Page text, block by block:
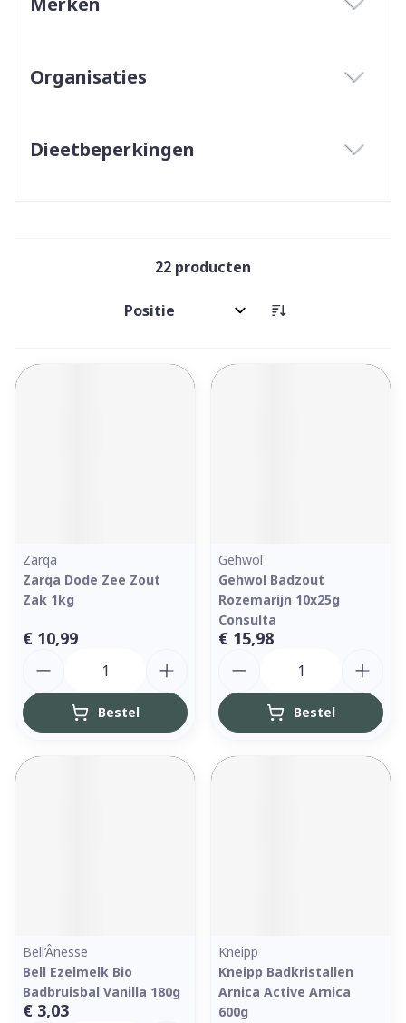
Organisaties
Dieetbeperkingen
22 producten
Sorteer op:
Zarqa
Zarqa Dode Zee Zout
Zak 1kg
€ 10,99
Bestel
Gehwol
Gehwol Badzout
Rozemarijn 10x25g
Consulta
€ 15,98
Bestel
Bell’Ânesse
Bell Ezelmelk Bio
Badbruisbal Vanilla 180g
€ 3,03
Kneipp
Kneipp Badkristallen
Arnica Active Arnica
600g